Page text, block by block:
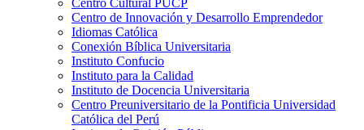
Centro Cultural PUCP
Centro de Innovación y Desarrollo Emprendedor
Idiomas Católica
Conexión Bíblica Universitaria
Instituto Confucio
Instituto para la Calidad
Instituto de Docencia Universitaria
Centro Preuniversitario de la Pontificia Universidad
Católica del Perú